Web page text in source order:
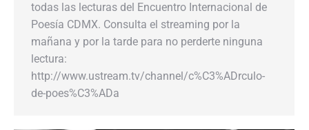
todas las lecturas del Encuentro Internacional de
Poesía CDMX. Consulta el streaming por la
mañana y por la tarde para no perderte ninguna
lectura:
http://www.ustream.tv/channel/c%C3%ADrculo-
de-poes%C3%ADa